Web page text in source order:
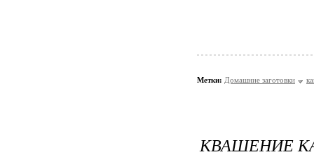
Метки: Домашние заготовки
КВАШЕНИЕ